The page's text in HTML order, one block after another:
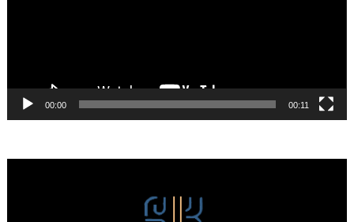
00:00 00:11